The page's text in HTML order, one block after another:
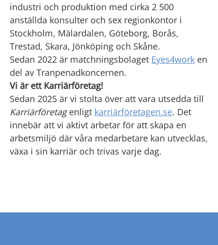
industri och produktion med cirka 2 500
anställda konsulter och sex regionkontor i
Stockholm, Mälardalen, Göteborg, Borås,
Trestad, Skara, Jönköping och Skåne.
Sedan 2022 är matchningsbolaget Eyes4work en
del av Tranpenadkoncernen.
Vi är ett Karriärföretag!
Sedan 2025 är vi stolta över att vara utsedda till
Karriärföretagenligt karriärföretagen.se. Det
innebär att vi aktivt arbetar för att skapa en
arbetsmiljö där våra medarbetare kan utvecklas,
växa i sin karriär och trivas varje dag.